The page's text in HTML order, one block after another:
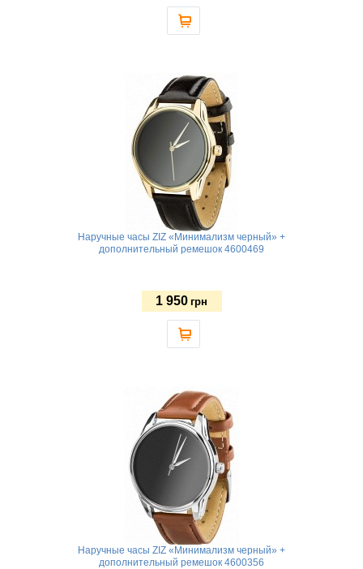
Наручные часы ZIZ «Минимализм черный» +
дополнительный ремешок 4600469
1 950 грн
Наручные часы ZIZ «Минимализм черный» +
дополнительный ремешок 4600356